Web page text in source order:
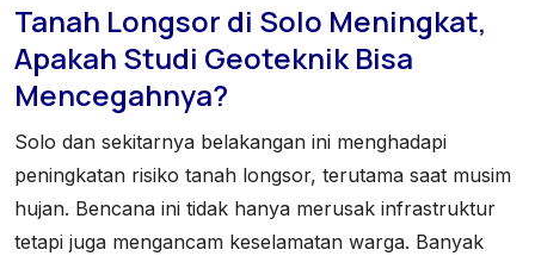
Tanah Longsor di Solo Meningkat,
Apakah Studi Geoteknik Bisa
Mencegahnya?
Solo dan sekitarnya belakangan ini menghadapi
peningkatan risiko tanah longsor, terutama saat musim
hujan. Bencana ini tidak hanya merusak infrastruktur
tetapi juga mengancam keselamatan warga. Banyak